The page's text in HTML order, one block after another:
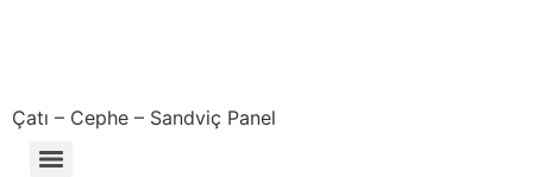
Çatı – Cephe – Sandviç Panel